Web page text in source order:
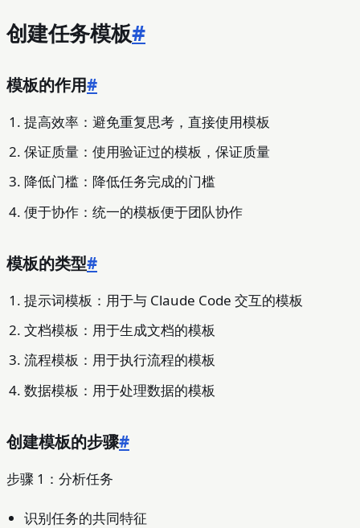
创建任务模板#
模板的作用#
提高效率：避免重复思考，直接使用模板
保证质量：使用验证过的模板，保证质量
降低门槛：降低任务完成的门槛
便于协作：统一的模板便于团队协作
模板的类型#
提示词模板：用于与 Claude Code 交互的模板
文档模板：用于生成文档的模板
流程模板：用于执行流程的模板
数据模板：用于处理数据的模板
创建模板的步骤#
步骤 1：分析任务
识别任务的共同特征